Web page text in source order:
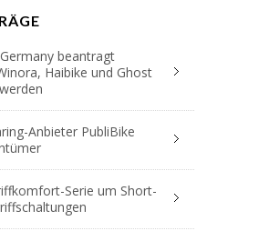
beantragt
Haibike und Ghost
Anbieter PubliBike
Serie um Short-